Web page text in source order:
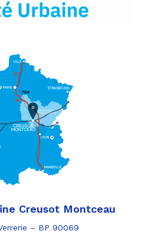
Creusot Montceau
– BP 90069